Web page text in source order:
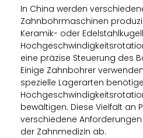
In China werden
Zahnbohrmaschinen
Keramik- oder
eine präzise Steuerung des
Einige Zahnbohrer
spezielle Lagerarten
bewältigen. Diese Vielfalt an
verschiedene
der Zahnmedizin ab.